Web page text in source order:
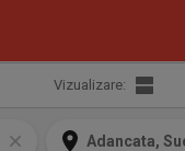
Vizualizare:
Adancata,